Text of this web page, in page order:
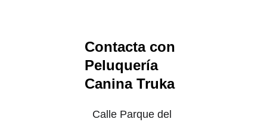
Contacta con
Peluquería
Canina Truka
Calle Parque del